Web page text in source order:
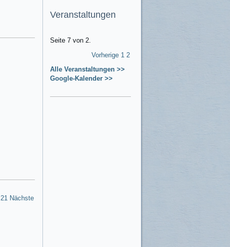
21 Nächste
Veranstaltungen
Seite 7 von 2.
Vorherige 1 2
Alle Veranstaltungen >>
Google-Kalender >>